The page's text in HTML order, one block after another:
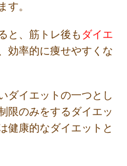
す。
と、筋トレ後も ダイエ
効率的に痩せやすくな
ダイエットの一つとし
限のみをするダイエッ
健康的なダイエットと